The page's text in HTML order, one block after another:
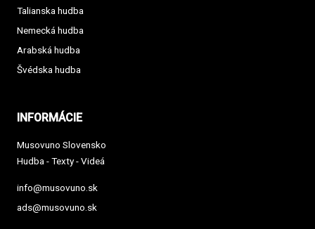
Talianska hudba
Nemecká hudba
Arabská hudba
Švédska hudba
INFORMÁCIE
Musovuno Slovensko
Hudba - Texty - Videá
info@musovuno.sk
ads@musovuno.sk